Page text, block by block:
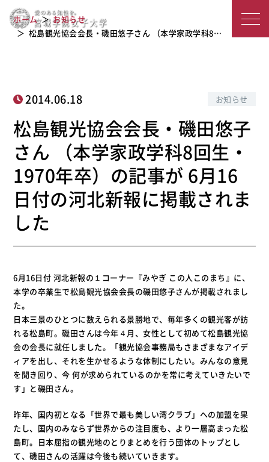
城
子
大
学
学家政学科8回生・1970年卒）の記事
が 6月16日付の河北新報に掲載されま
した
ホーム
お知らせ
松島観光協会会長・磯田悠子さん （本学家政学科8…
2014.06.18 お知らせ
松島観光協会会長・磯田悠子
さん （本学家政学科8回生・
1970年卒）の記事が 6月16
日付の河北新報に掲載されま
した
6月16日付 河北新報の１コーナー『みやぎ この人このまち』に、
本学の卒業生で松島観光協会会長の磯田悠子さんが掲載されまし
た。
日本三景のひとつに数えられる景勝地で、毎年多くの観光客が訪
れる松島町。磯田さんは今年４月、女性として初めて松島観光協
会の会長に就任しました。「観光協会事務局もさまざまなアイデ
ィアを出し、それを生かせるような体制にしたい。みんなの意見
を聞き回り、今 何が求められているのかを常に考えていきたいで
す」と磯田さん。
昨年、国内初となる「世界で最も美しい湾クラブ」への加盟を果
たし、国内のみならず世界からの注目度も、より一層高まった松
島町。日本屈指の観光地のとりまとめを行う団体のトップとし
て、磯田さんの活躍は今後も続いていきます。